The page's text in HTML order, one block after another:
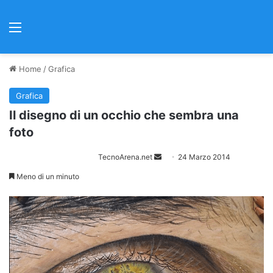
Home /Grafica
Grafica
Il disegno di un occhio che sembra una
foto
TecnoArena.net
i
a
u
n
'
24 Marzo 2014
Meno di un minuto